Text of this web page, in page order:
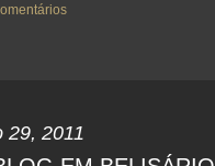
29, 2011